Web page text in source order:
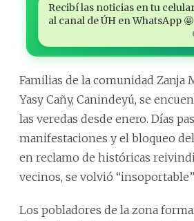
Recibí las noticias en tu
al canal de ÚH en WhatsApp 🤩
Familias de la comunidad Zanja
Yasy Cañy, Canindeyú, se
las veredas desde enero. Días
manifestaciones y el bloqueo
en reclamo de históricas
vecinos, se volvió
Los pobladores de la zona